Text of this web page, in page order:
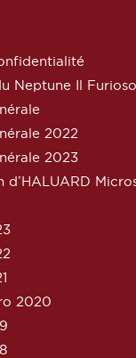
Neptune Il Furioso
2022
2023
d’HALUARD
2020